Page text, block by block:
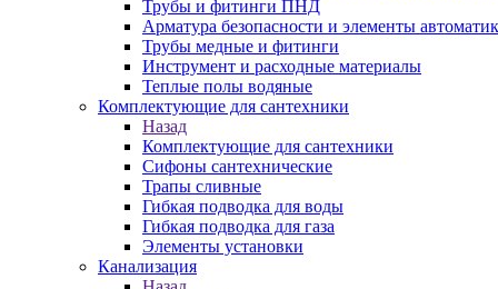
Трубы и фитинги ПНД
Арматура безопасности и элементы
Трубы медные и фитинги
Инструмент и расходные материалы
Теплые полы водяные
Комплектующие для сантехники
Назад
Комплектующие для сантехники
Сифоны сантехнические
Трапы сливные
Гибкая подводка для воды
Гибкая подводка для газа
Элементы установки
Канализация